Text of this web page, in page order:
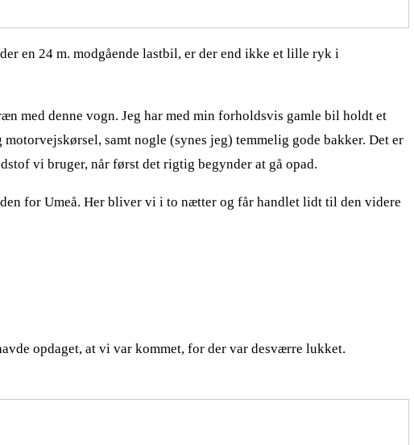
en 24 m. modgående lastbil, er der end ikke et lille ryk i
med denne vogn. Jeg har med min forholdsvis gamle bil holdt et
samt nogle (synes jeg) temmelig gode bakker. Det er
vi bruger, når først det rigtig begynder at gå opad.
for Umeå. Her bliver vi i to nætter og får handlet lidt til den videre
opdaget, at vi var kommet, for der var desværre lukket.